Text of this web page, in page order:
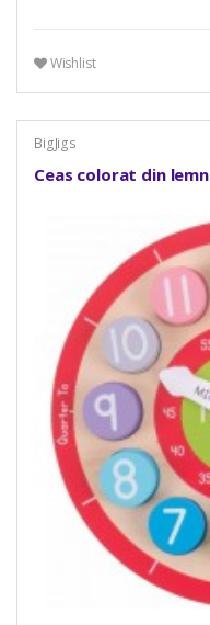
Wishlist
BigJigs
Ceas colorat din lemn